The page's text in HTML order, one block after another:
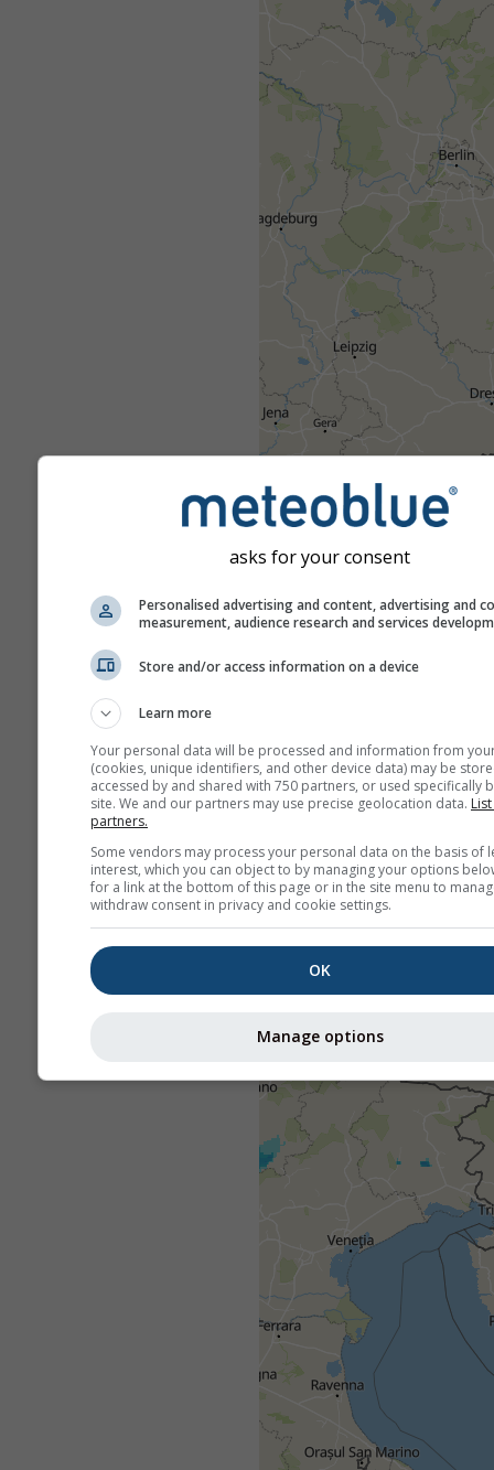
asks for your consent
Personalised advertising and content, advertising and
measurement, audience research and services
Store and/or access information on a device
Learn more
Your personal data will be processed and information from
(cookies, unique identifiers, and other device data) may be
accessed by and shared with 750 partners, or used specifically
site. We and our partners may use precise geolocation data.
partners.
Some vendors may process your personal data on the basis of
interest, which you can object to by managing your options
for a link at the bottom of this page or in the site menu to
withdraw consent in privacy and cookie settings.
OK
Manage options